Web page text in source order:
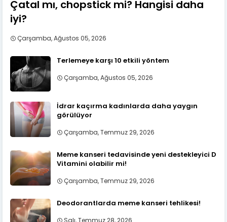
Çatal mı, chopstick mi? Hangisi daha
iyi?
Çarşamba, Ağustos 05, 2026
Terlemeye karşı 10 etkili yöntem
Çarşamba, Ağustos 05, 2026
İdrar kaçırma kadınlarda daha yaygın
görülüyor
Çarşamba, Temmuz 29, 2026
Meme kanseri tedavisinde yeni destekleyici D
Vitamini olabilir mi!
Çarşamba, Temmuz 29, 2026
Deodorantlarda meme kanseri tehlikesi!